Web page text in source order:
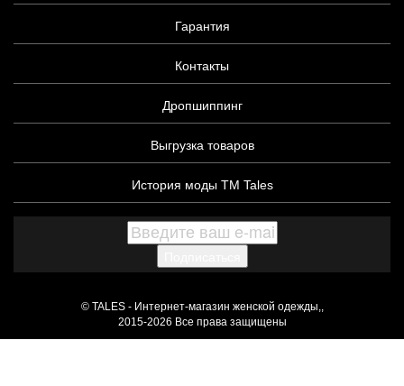
Гарантия
Контакты
Дропшиппинг
Выгрузка товаров
История моды ТМ Tales
© TALES - Интернет-магазин женской одежды,,
2015-2026 Все права защищены